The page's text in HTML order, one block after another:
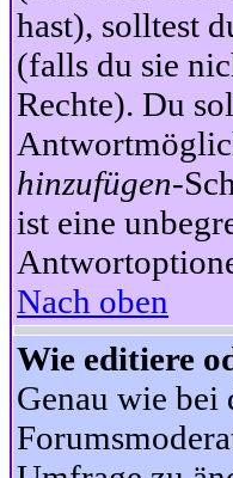
hast), solltest
(falls du sie
Rechte). Du
hinzufügen-
ist eine
Nach oben
Wie editiere
Genau wie bei